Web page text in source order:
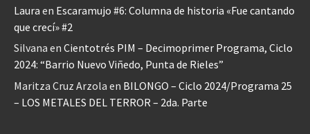
Laura en Escaramujo #6: Columna de historia «Fue cantando
que crecí» #2
Silvana en Cientotrés PIM – Decimoprimer Programa, Ciclo
2024: “Barrio Nuevo Viñedo, Punta de Rieles”
Maritza Cruz Arzola en BILONGO – Ciclo 2024/Programa 25
– LOS METALES DEL TERROR – 2da. Parte